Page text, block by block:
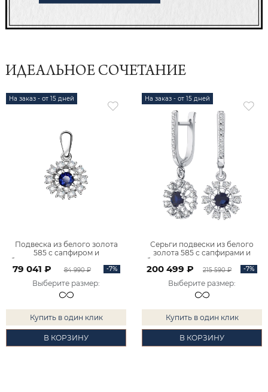
ИДЕАЛЬНОЕ СОЧЕТАНИЕ
На заказ - от 15 дней
Подвеска из белого золота
585 с сапфиром и
бриллиантами 4100236-00052
79 041 ₽ 84 990 ₽ -7%
Выберите размер:
Купить в один клик
В КОРЗИНУ
На заказ - от 15 дней
Серьги подвески из белого
золота 585 с сапфирами и
бриллиантами 2100236-00052
200 499 ₽ 215 590 ₽ -7%
Выберите размер:
Купить в один клик
В КОРЗИНУ